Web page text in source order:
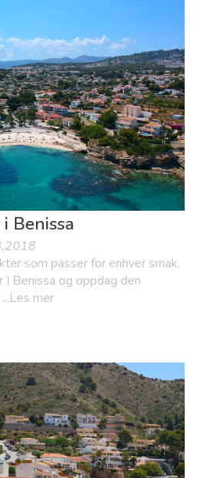
Benissa
som passer for enhver smak.
I Benissa og oppdag den
mer